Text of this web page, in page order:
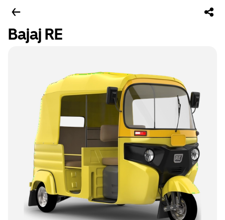
Bajaj RE